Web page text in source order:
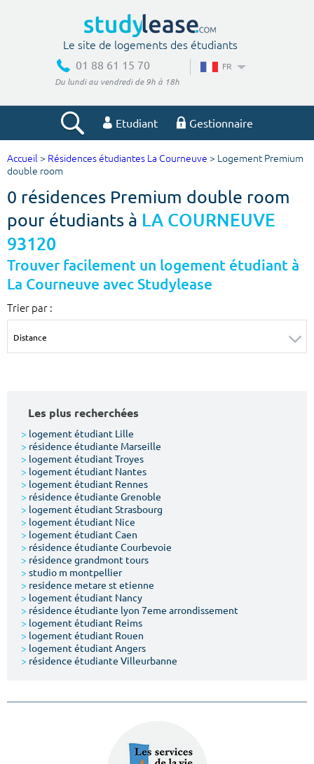
Le site de logements des étudiants
01 88 61 15 70
Du lundi au vendredi de 9h à 18h
FR
Etudiant Gestionnaire
Votre recherche
Ville, école
Budget min
€
Budget max
m² m²
Votre date d'entrée
Chercher
Accueil > Résidences étudiantes La Courneuve > Logement Premium
double room
0 résidences Premium double room
pour étudiants à LA COURNEUVE
93120
Trouver facilement un logement étudiant à
La Courneuve avec Studylease
Trier par :
Les plus recherchées
> logement étudiant Lille
> résidence étudiante Marseille
> logement étudiant Troyes
> logement étudiant Nantes
> logement étudiant Rennes
> résidence étudiante Grenoble
> logement étudiant Strasbourg
> logement étudiant Nice
> logement étudiant Caen
> résidence étudiante Courbevoie
> résidence grandmont tours
> studio m montpellier
> residence metare st etienne
> logement étudiant Nancy
> résidence étudiante lyon 7eme arrondissement
> logement étudiant Reims
> logement étudiant Rouen
> logement étudiant Angers
> résidence étudiante Villeurbanne